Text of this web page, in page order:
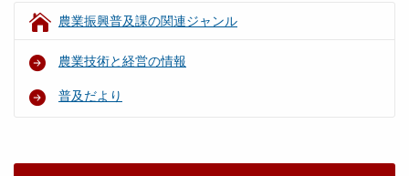
農業振興普及課の関連ジャンル
農業技術と経営の情報
普及だより